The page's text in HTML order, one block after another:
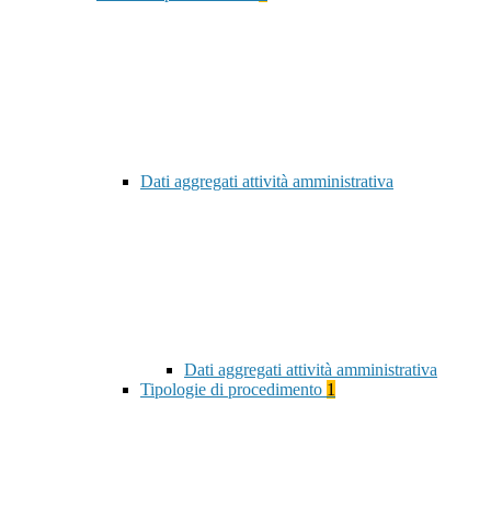
Dati aggregati attività amministrativa
Dati aggregati attività amministrativa
Tipologie di procedimento 1